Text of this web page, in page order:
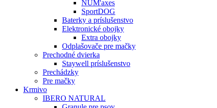
NUM'axes
SportDOG
Baterky a príslušenstvo
Elektronické obojky
Extra obojky
Odplašovače pre mačky
Prechodné dvierka
Staywell príslušenstvo
Prechádzky
Pre mačky
Krmivo
IBERO NATURAL